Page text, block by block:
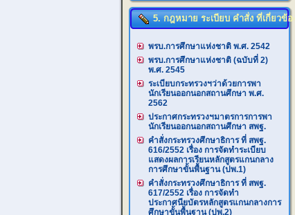
5. กฎหมาย ระเบียบ คำสั่ง ที่เกี่ยวข้อง
พรบ.การศึกษาแห่งชาติ พ.ศ. 2542
พรบ.การศึกษาแห่งชาติ (ฉบับที่ 2)
พ.ศ. 2545
ระเบียบกระทรวงฯว่าด้วยการพา
นักเรียนออกนอกสถานศึกษา พ.ศ.
2562
ประกาศกระทรวงฯมาตรการการพา
นักเรียนออกนอกสถานศึกษา สพฐ.
คำสั่งกระทรวงศึกษาธิการ ที่ สพฐ.
616/2552 เรื่อง การจัดทำระเบียบ
แสดงผลการเรียนหลักสูตรแกนกลาง
การศึกษาขั้นพื้นฐาน (ปพ.1)
คำสั่งกระทรวงศึกษาธิการ ที่ สพฐ.
617/2552 เรื่อง การจัดทำ
ประกาศนียบัตรหลักสูตรแกนกลางการ
ศึกษาขั้นพื้นฐาน (ปพ.2)